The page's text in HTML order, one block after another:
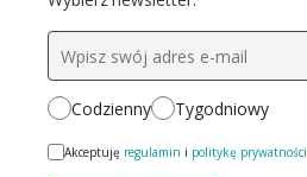
Codzienny Tygodniowy
Akceptuję regulamin i politykę prywatności